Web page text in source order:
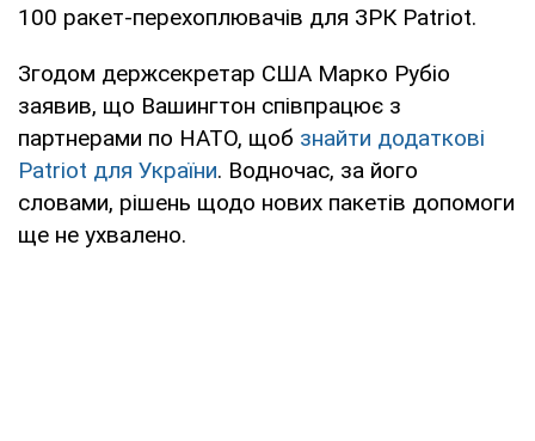
100 ракет-перехоплювачів для ЗРК Patriot.
Згодом держсекретар США Марко Рубіо
заявив, що Вашингтон співпрацює з
партнерами по НАТО, щоб знайти додаткові
Patriot для України. Водночас, за його
словами, рішень щодо нових пакетів допомоги
ще не ухвалено.